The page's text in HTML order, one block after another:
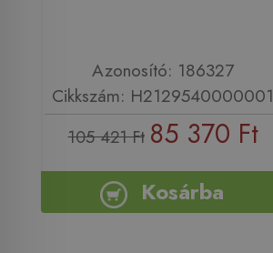
Azonosító: 186327
Cikkszám: H2129540000001
105 421 Ft 85 370 Ft
Kosárba